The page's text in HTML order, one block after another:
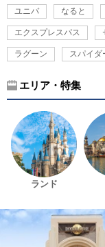
ユニバ なると
エクスプレスパス
ラグーン スパイダ
エリア・特集
ランド